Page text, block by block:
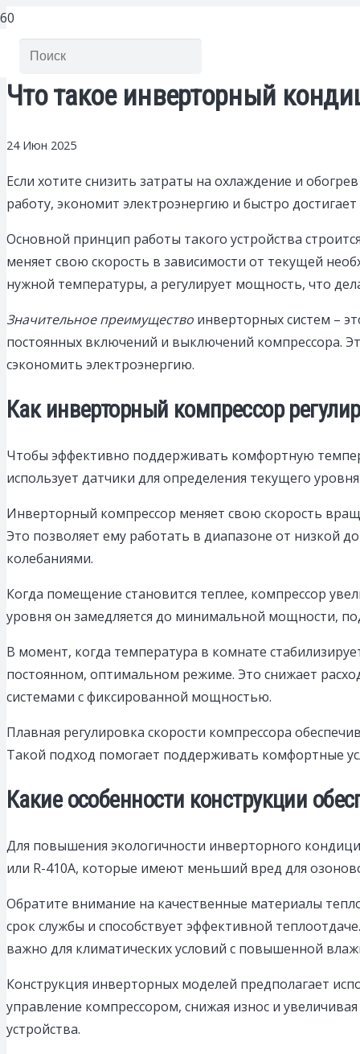
Что такое инверторный
24 Июн 2025
Если хотите снизить затраты на охлаждение и
работу, экономит электроэнергию и быстро
Основной принцип работы такого устройства
меняет свою скорость в зависимости от текущей
нужной температуры, а регулирует мощность, что
Значительное преимущество инверторных систем –
постоянных включений и выключений компрессора.
сэкономить электроэнергию.
Как инверторный компрессор
Чтобы эффективно поддерживать комфортную
использует датчики для определения текущего
Инверторный компрессор меняет свою скорость
Это позволяет ему работать в диапазоне от низкой
колебаниями.
Когда помещение становится теплее, компрессор
уровня он замедляется до минимальной мощности,
В момент, когда температура в комнате
постоянном, оптимальном режиме. Это снижает
системами с фиксированной мощностью.
Плавная регулировка скорости компрессора
Такой подход помогает поддерживать комфортные
Какие особенности конструкции
Для повышения экологичности инверторного
или R-410A, которые имеют меньший вред для
Обратите внимание на качественные материалы
срок службы и способствует эффективной
важно для климатических условий с повышенной
Конструкция инверторных моделей предполагает
управление компрессором, снижая износ и
устройства.